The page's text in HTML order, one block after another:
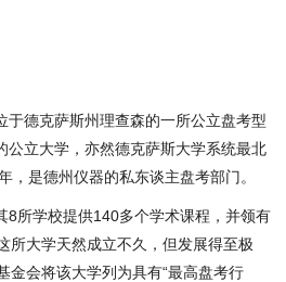
于德克萨斯州理查森的一所公立盘考型
公立大学，亦然德克萨斯大学系统最北
，是德州仪器的私东谈主盘考部门。
8所学校提供140多个学术课程，并领有
所大学天然成立不久，但发展得至极
金会将该大学列为具有“最高盘考行